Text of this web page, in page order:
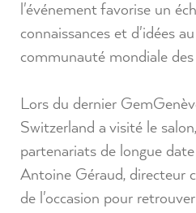
l'événement favorise un
connaissances et d'idées
communauté mondiale
Lors du dernier
Switzerland a visité le
partenariats de longue
Antoine Géraud, directeur
de l'occasion pour